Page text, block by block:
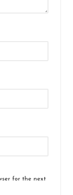
for the next